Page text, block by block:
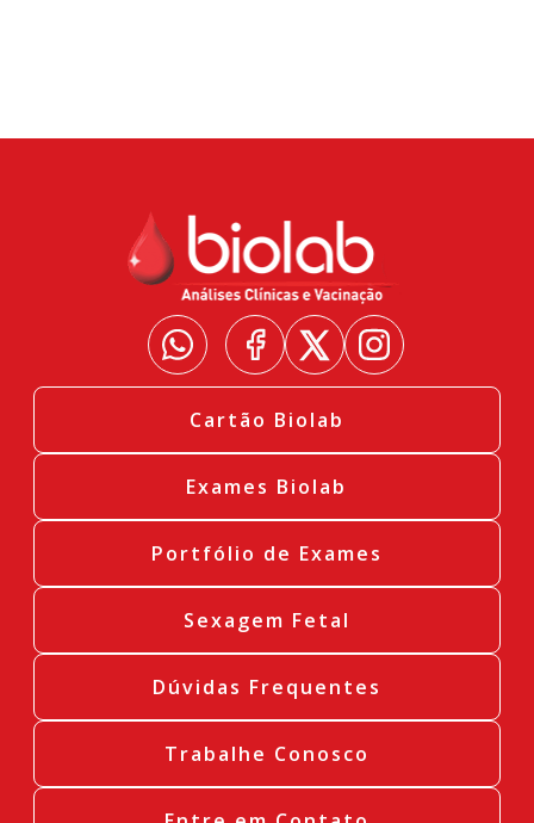
Cartão Biolab
Exames Biolab
Portfólio de Exames
Sexagem Fetal
Dúvidas Frequentes
Trabalhe Conosco